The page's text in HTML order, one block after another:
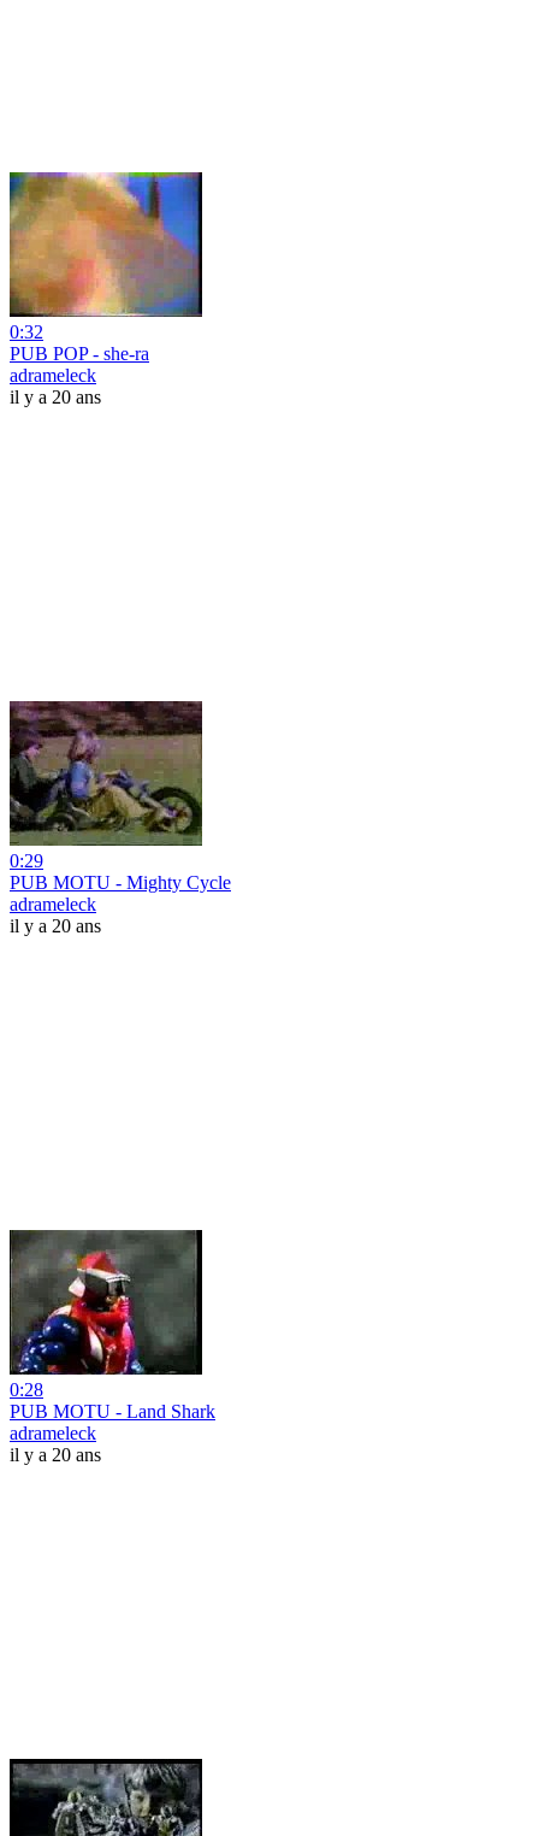
0:32
PUB POP - she-ra
adrameleck
il y a 20 ans
0:29
PUB MOTU - Mighty Cycle
adrameleck
il y a 20 ans
0:28
PUB MOTU - Land Shark
adrameleck
il y a 20 ans